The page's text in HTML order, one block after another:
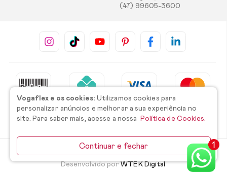
(47) 99605-3600
©2026 Todos os direitos reservados.
Desenvolvido porWTEK Digital
Vogaflex e os cookies: Utilizamos cookies para
personalizar anúncios e melhorar a sua experiência no
site. Para saber mais, acesse a nossa
Política de Cookies.
Continuar e fechar